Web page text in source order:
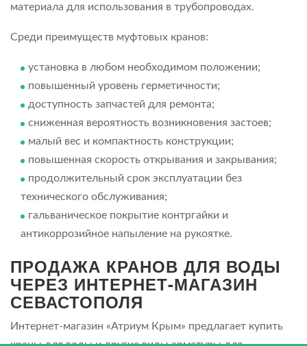
материала для использования в трубопроводах.
Среди преимуществ муфтовых кранов:
установка в любом необходимом положении;
повышенный уровень герметичности;
доступность запчастей для ремонта;
сниженная вероятность возникновения застоев;
малый вес и компактность конструкции;
повышенная скорость открывания и закрывания;
продолжительный срок эксплуатации без
технического обслуживания;
гальваническое покрытие контргайки и
антикоррозийное напыление на рукоятке.
ПРОДАЖА КРАНОВ ДЛЯ ВОДЫ
ЧЕРЕЗ ИНТЕРНЕТ-МАГАЗИН
СЕВАСТОПОЛЯ
Интернет-магазин «Атриум Крым» предлагает купить